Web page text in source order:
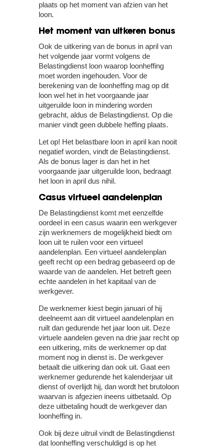
plaats op het moment van afzien van het
loon.
Het moment van uitkeren bonus
Ook de uitkering van de bonus in april van
het volgende jaar vormt volgens de
Belastingdienst loon waarop loonheffing
moet worden ingehouden. Voor de
berekening van de loonheffing mag op dit
loon wel het in het voorgaande jaar
uitgeruilde loon in mindering worden
gebracht, aldus de Belastingdienst. Op die
manier vindt geen dubbele heffing plaats.
Let op! Het belastbare loon in april kan nooit
negatief worden, vindt de Belastingdienst.
Als de bonus lager is dan het in het
voorgaande jaar uitgeruilde loon, bedraagt
het loon in april dus nihil.
Casus virtueel aandelenplan
De Belastingdienst komt met eenzelfde
oordeel in een casus waarin een werkgever
zijn werknemers de mogelijkheid biedt om
loon uit te ruilen voor een virtueel
aandelenplan. Een virtueel aandelenplan
geeft recht op een bedrag gebaseerd op de
waarde van de aandelen. Het betreft geen
echte aandelen in het kapitaal van de
werkgever.
De werknemer kiest begin januari of hij
deelneemt aan dit virtueel aandelenplan en
ruilt dan gedurende het jaar loon uit. Deze
virtuele aandelen geven na drie jaar recht op
een uitkering, mits de werknemer op dat
moment nog in dienst is. De werkgever
betaalt die uitkering dan ook uit. Gaat een
werknemer gedurende het kalenderjaar uit
dienst of overlijdt hij, dan wordt het brutoloon
waarvan is afgezien ineens uitbetaald. Op
deze uitbetaling houdt de werkgever dan
loonheffing in.
Ook bij deze uitruil vindt de Belastingdienst
dat loonheffing verschuldigd is op het